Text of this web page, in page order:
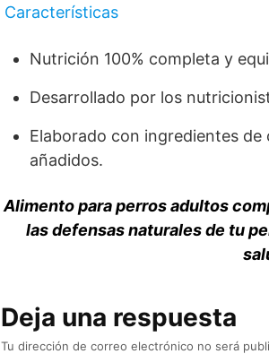
Características
Nutrición 100% completa y
Desarrollado por los
Elaborado con ingredientes
añadidos.
Alimento para perros adultos
las defensas naturales de tu
Deja una respuesta
Tu dirección de correo electrónico no será